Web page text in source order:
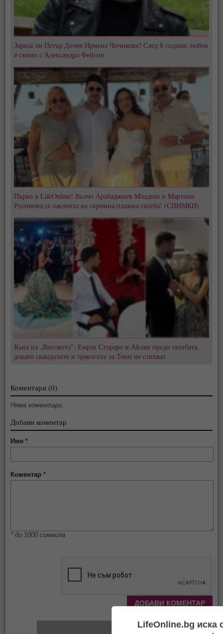
Заряза ли Петър Дочев Ирмена Чичикова? След 8 години любов
я смени с Александра Фейгин
Първо в LifeOnline! Вълчо Арабаджиев Младши и Мартина
Русимова сe oжениха на скромна плажна сватба! (СНИМКИ)
Къна на „Високото": Емрах Стораро и Айлян преди сватбата,
докато скандалите и тревогите за Тони не стихват
Коментари (0)
Няма коментари.
Добави коментар
Име*
Коментар*
* до 1000 символа
LifeOnline.bg иска